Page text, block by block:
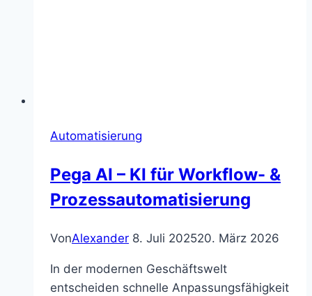
Automatisierung
Pega AI – KI für Workflow- &
Prozessautomatisierung
VonAlexander 8. Juli 202520. März 2026
In der modernen Geschäftswelt
entscheiden schnelle Anpassungsfähigkeit